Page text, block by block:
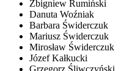
Zbigniew Rumiński
Danuta Woźniak
Barbara Świderczuk
Mariusz Świderczuk
Mirosław Świderczuk
Józef Kałkucki